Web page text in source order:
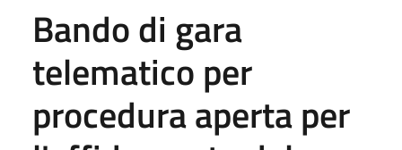
Bando di gara
telematico per
procedura aperta per